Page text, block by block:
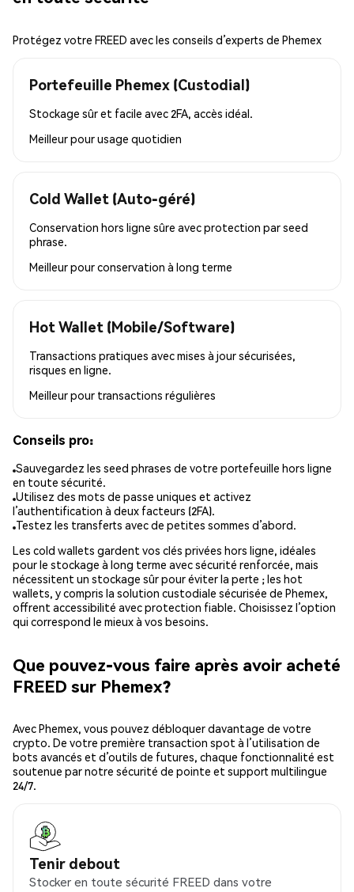
Protégez votre FREED avec les conseils d’experts de Phemex
Portefeuille Phemex (Custodial)
Stockage sûr et facile avec 2FA, accès idéal.
Meilleur pourusage quotidien
Cold Wallet (Auto-géré)
Conservation hors ligne sûre avec protection par seed
phrase.
Meilleur pourconservation à long terme
Hot Wallet (Mobile/Software)
Transactions pratiques avec mises à jour sécurisées,
risques en ligne.
Meilleur pour transactions régulières
Conseils pro:
Sauvegardez les seed phrases de votre portefeuille hors ligne
en toute sécurité.
Utilisez des mots de passe uniques et activez
l’authentification à deux facteurs (2FA).
Testez les transferts avec de petites sommes d’abord.
Les cold wallets gardent vos clés privées hors ligne, idéales
pour le stockage à long terme avec sécurité renforcée, mais
nécessitent un stockage sûr pour éviter la perte ; les hot
wallets, y compris la solution custodiale sécurisée de Phemex,
offrent accessibilité avec protection fiable. Choisissez l’option
qui correspond le mieux à vos besoins.
Que pouvez-vous faire après avoir acheté
FREED sur Phemex?
Avec Phemex, vous pouvez débloquer davantage de votre
crypto. De votre première transaction spot à l’utilisation de
bots avancés et d’outils de futures, chaque fonctionnalité est
soutenue par notre sécurité de pointe et support multilingue
24/7.
Tenir debout
Stocker en toute sécurité FREED dans votre